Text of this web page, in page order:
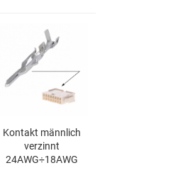
Kon­takt männ­lich
ver­zinnt
24AWG÷18AWG